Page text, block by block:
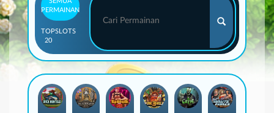
PERMAINAN
TOP
20
SLOTS